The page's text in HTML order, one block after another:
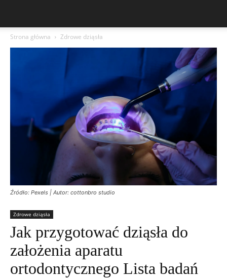
Strona główna Zdrowe dziąsła
Źródło: Pexels | Autor: cottonbro studio
Zdrowe dziąsła
Jak przygotować dziąsła do
założenia aparatu
ortodontycznego Lista badań